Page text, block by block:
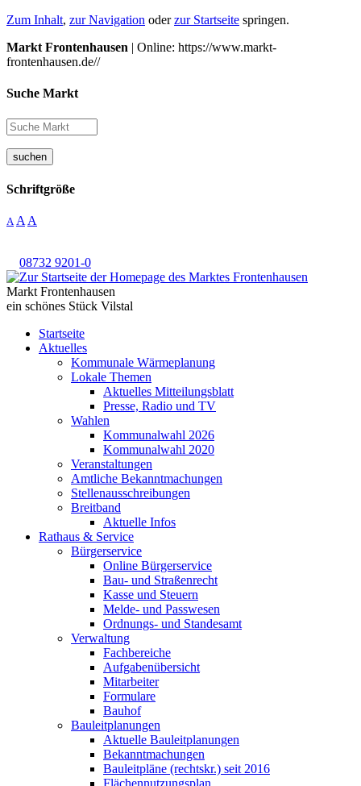
Zum Inhalt, zur Navigation oderzur Startseite springen.
Markt Frontenhausen | Online: https://www.markt-
frontenhausen.de//
Suche Markt
suchen
Schriftgröße
A A A
08732 9201-0
Markt Frontenhausen
ein schönes Stück Vilstal
Startseite
Aktuelles
Kommunale Wärmeplanung
Lokale Themen
Aktuelles Mitteilungsblatt
Presse, Radio und TV
Wahlen
Kommunalwahl 2026
Kommunalwahl 2020
Veranstaltungen
Amtliche Bekanntmachungen
Stellenausschreibungen
Breitband
Aktuelle Infos
Rathaus & Service
Bürgerservice
Online Bürgerservice
Bau- und Straßenrecht
Kasse und Steuern
Melde- und Passwesen
Ordnungs- und Standesamt
Verwaltung
Fachbereiche
Aufgabenübersicht
Mitarbeiter
Formulare
Bauhof
Bauleitplanungen
Aktuelle Bauleitplanungen
Bekanntmachungen
Bauleitpläne (rechtskr.) seit 2016
Flächennutzungsplan